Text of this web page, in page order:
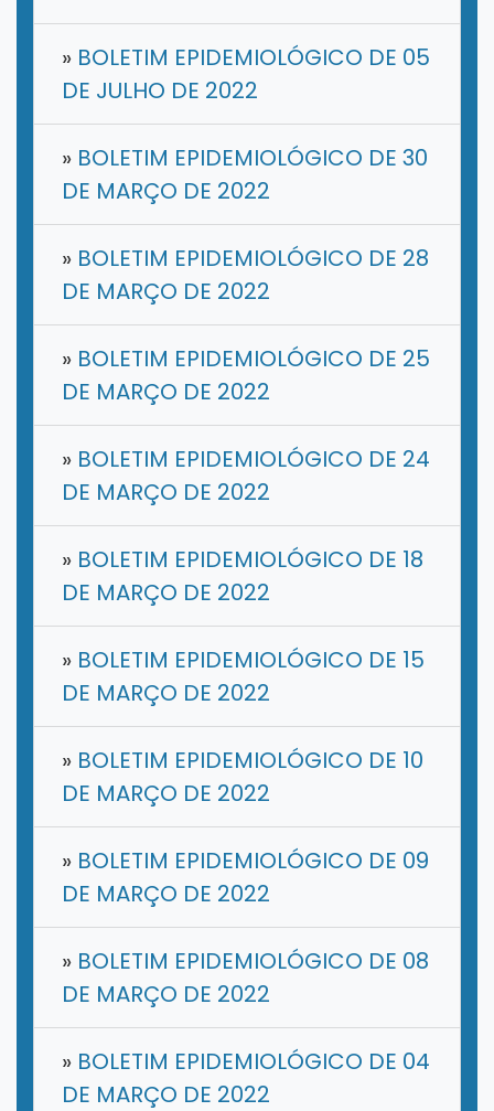
» BOLETIM EPIDEMIOLÓGICO DE 05
DE JULHO DE 2022
» BOLETIM EPIDEMIOLÓGICO DE 30
DE MARÇO DE 2022
» BOLETIM EPIDEMIOLÓGICO DE 28
DE MARÇO DE 2022
» BOLETIM EPIDEMIOLÓGICO DE 25
DE MARÇO DE 2022
» BOLETIM EPIDEMIOLÓGICO DE 24
DE MARÇO DE 2022
» BOLETIM EPIDEMIOLÓGICO DE 18
DE MARÇO DE 2022
» BOLETIM EPIDEMIOLÓGICO DE 15
DE MARÇO DE 2022
» BOLETIM EPIDEMIOLÓGICO DE 10
DE MARÇO DE 2022
» BOLETIM EPIDEMIOLÓGICO DE 09
DE MARÇO DE 2022
» BOLETIM EPIDEMIOLÓGICO DE 08
DE MARÇO DE 2022
» BOLETIM EPIDEMIOLÓGICO DE 04
DE MARÇO DE 2022